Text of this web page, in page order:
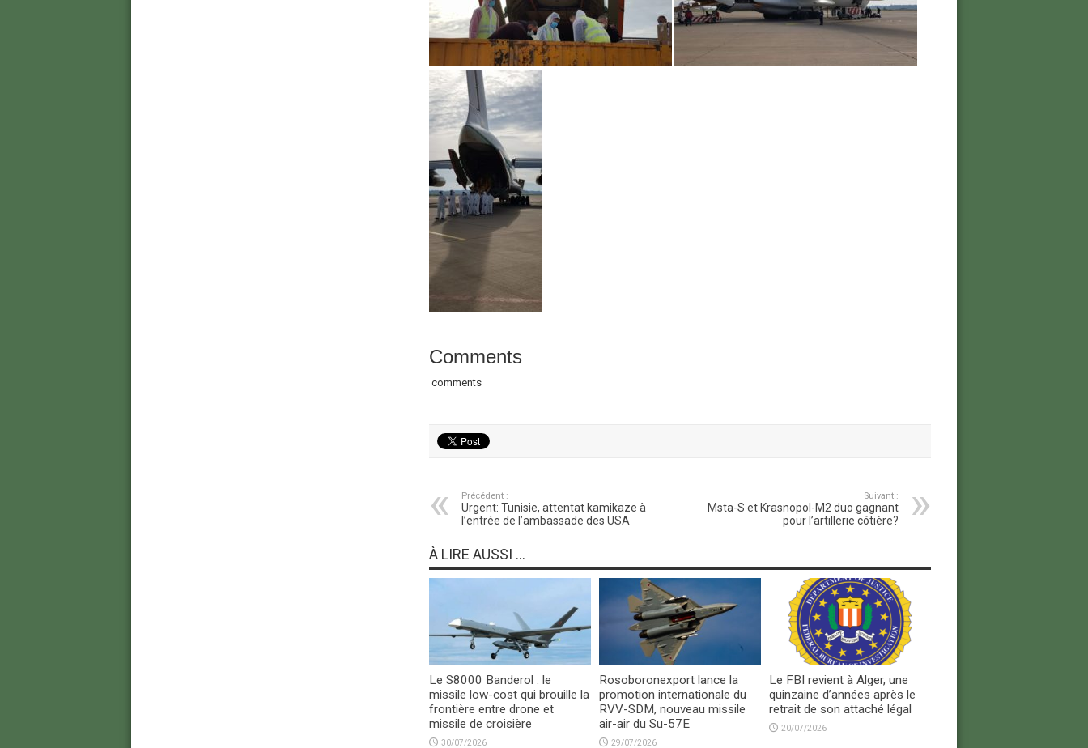
Comments
comments
Précédent :
Urgent: Tunisie, attentat kamikaze à
l’entrée de l’ambassade des USA
Suivant :
Msta-S et Krasnopol-M2 duo gagnant
pour l’artillerie côtière?
À LIRE AUSSI ...
Le S8000 Banderol : le
missile low-cost qui brouille la
frontière entre drone et
missile de croisière
30/07/2026
Rosoboronexport lance la
promotion internationale du
RVV-SDM, nouveau missile
air-air du Su-57E
29/07/2026
Le FBI revient à Alger, une
quinzaine d’années après le
retrait de son attaché légal
20/07/2026